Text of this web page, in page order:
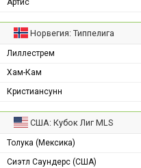
Артис
Норвегия: Типпелига
Лиллестрем
Хам-Кам
Кристиансунн
США: Кубок Лиг MLS
Толука (Мексика)
Сиэтл Саундерс (США)